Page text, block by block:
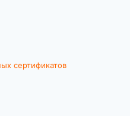
сертификатов